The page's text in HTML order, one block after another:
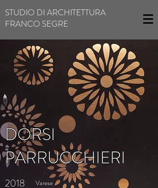
STUDIO DI ARCHITETTURA
FRANCO SEGRE
DORSI
PARRUCCHIERI
2018 Varese